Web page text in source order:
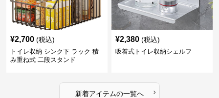
¥2,700 (税込)
トイレ収納 シンク下 ラック 積
み重ね式 二段スタンド
¥2,380 (税込)
吸着式トイレ収納シェルフ
新着アイテムの一覧へ ›